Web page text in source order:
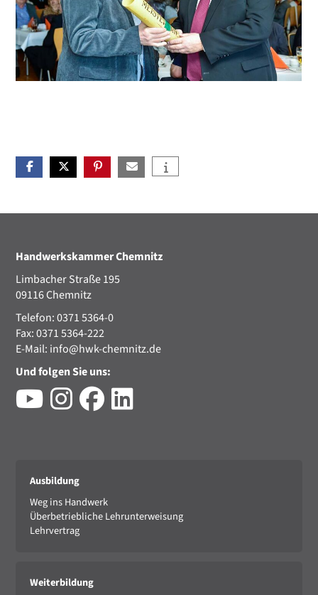
Handwerkskammer Chemnitz
Limbacher Straße 195
09116 Chemnitz
Telefon: 0371 5364-0
Fax: 0371 5364-222
E-Mail: info@hwk-chemnitz.de
Und folgen Sie uns:
Ausbildung
Weg ins Handwerk
Überbetriebliche Lehrunterweisung
Lehrvertrag
Weiterbildung